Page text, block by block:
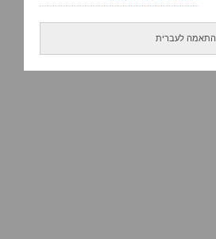
התאמה לעברית